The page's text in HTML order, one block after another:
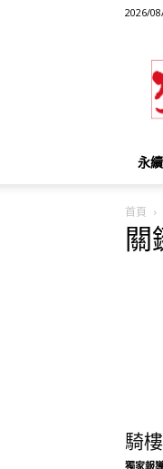
2026/
永
首頁
關